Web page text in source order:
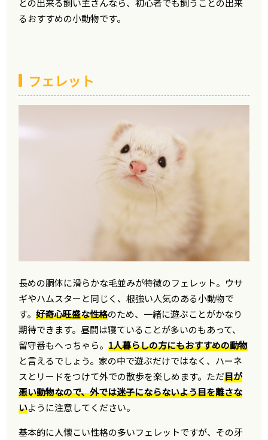
との出来る飼い主さんなら、初心者でも飼うことの出来
るおすすめの小動物です。
フェレット
長めの胴体に滑らかな毛並みが特徴のフェレット。ウサ
ギやハムスターと同じく、根強い人気のある小動物で
す。好奇心旺盛な性格のため、一緒に遊ぶことがかなり
期待できます。昼間は寝ていることが多いのもあって、
留守番もへっちゃら。1人暮らしの方にもおすすめの動物
と言えるでしょう。家の中で遊ぶだけではなく、ハーネ
スとリードをつけて外での散歩を楽しめます。ただ目が
悪い動物なので、外では迷子にならないよう目を離さな
いように注意してください。
基本的に人懐こい性格の多いフェレットですが、その牙